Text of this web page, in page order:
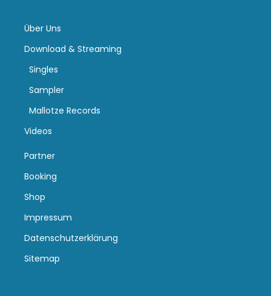
Über Uns
Download & Streaming
Singles
Sampler
Mallotze Records
Videos
Partner
Booking
Shop
Impressum
Datenschutzerklärung
Sitemap